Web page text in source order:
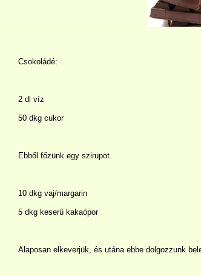
Csokoládé:
2 dl víz
50 dkg cukor
Ebből főzünk egy szirupot.
10 dkg vaj/margarin
5 dkg keserű kakaópor
Alaposan elkeverjük, és utána ebbe dolgozzunk